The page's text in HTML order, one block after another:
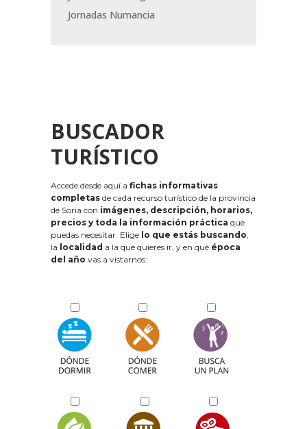
Jornadas Numancia
BUSCADOR
TURÍSTICO
Accede desde aquí a fichas informativas
completas de cada recurso turístico de la provincia
de Soria con imágenes, descripción, horarios,
precios y toda la información práctica que
puedas necesitar. Elige lo que estás buscando,
la localidad a la que quieres ir, y en qué época
del año vas a vistarnos: